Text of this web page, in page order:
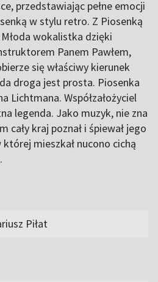
przedstawiając pełne emocji
w stylu retro. Z Piosenką
wokalistka dzięki
Panem Pawłem,
się właściwy kierunek
droga jest prosta. Piosenka
Lichtmana. Współzałożyciel
legenda. Jako muzyk, nie zna
cały kraj poznał i śpiewał jego
mieszkał nucono cichą
Piłat